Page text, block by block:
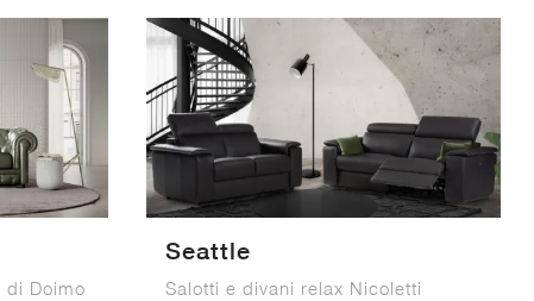
di Doimo
Seattle
Salotti e divani relax Nicoletti